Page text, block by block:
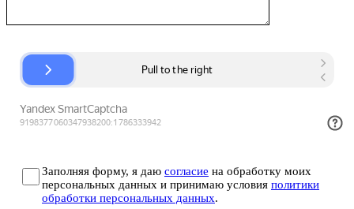
Заполняя форму, я даю согласие на обработку моих
персональных данных и принимаю условия политики
обработки персональных данных.